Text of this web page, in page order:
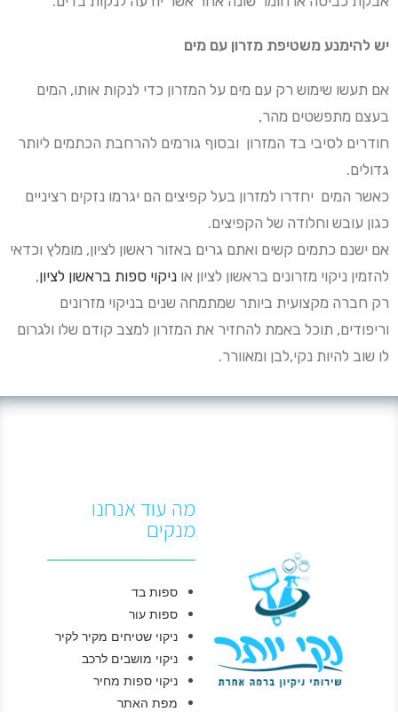
יש להימנע משטיפת מזרון עם מים
אם תעשו שימוש רק עם מים על המזרון כדי לנקות אותו, המים
בעצם מתפשטים מהר,
חודרים לסיבי בד המזרון ובסוף גורמים להרחבת הכתמים ליותר
גדולים.
כאשר המים יחדרו למזרון בעל קפיצים הם יגרמו נזקים רציניים
כגון עובש וחלודה של הקפיצים.
אם ישנם כתמים קשים ואתם גרים באזור ראשון לציון, מומלץ וכדאי
להזמין ניקוי מזרונים בראשון לציון או ניקוי ספות בראשון לציון,
רק חברה מקצועית ביותר שמתמחה שנים בניקוי מזרונים
וריפודים, תוכל באמת להחזיר את המזרון למצב קודם שלו ולגרום
לו שוב להיות נקי,לבן ומאוורר.
מה עוד אנחנו
מנקים
ספות בד
ספות עור
ניקוי שטיחים מקיר לקיר
ניקוי מושבים לרכב
ניקוי ספות מחיר
מפת האתר